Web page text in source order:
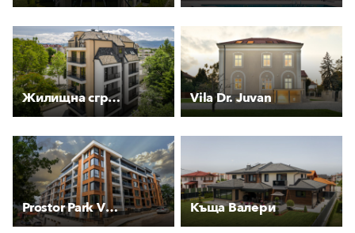
Жилищна сграда Стевес Vila Dr. Juvan
Prostor Park View Къща Валери